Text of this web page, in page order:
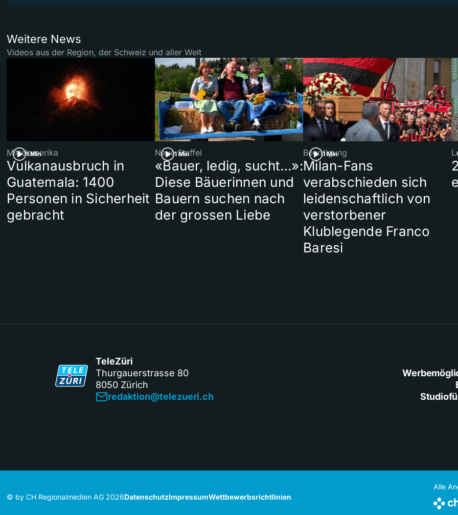
Weitere News
Videos aus der Region, der Schweiz und aller Welt
1 Min
Mittelamerika
Vulkanausbruch in
Guatemala: 1400
Personen in Sicherheit
gebracht
1 Min
Neue Staffel
«Bauer, ledig, sucht…»:
Diese Bäuerinnen und
Bauern suchen nach
der grossen Liebe
1 Min
Beerdigung
Milan-Fans
verabschieden sich
leidenschaftlich von
verstorbener
Klublegende Franco
Baresi
TeleZüri
Thurgauerstrasse 80
8050 Zürich
redaktion@telezueri.ch
© by CH Regionalmedien AG 2026DatenschutzImpressumWettbewerbsrichtlinien
Alle